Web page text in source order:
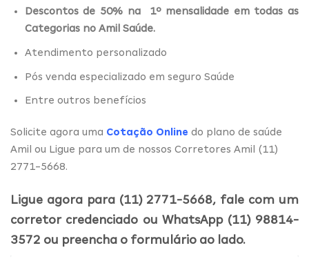
Descontos de 50% na 1º mensalidade em todas as
Categorias no Amil Saúde.
Atendimento personalizado
Pós venda especializado em seguro Saúde
Entre outros benefícios
Solicite agora uma Cotação Online do plano de saúde
Amil ou Ligue para um de nossos Corretores Amil (11)
2771-5668.
Ligue agora para (11) 2771-5668, fale com um
corretor credenciado ou WhatsApp (11) 98814-
3572 ou preencha o formulário ao lado.